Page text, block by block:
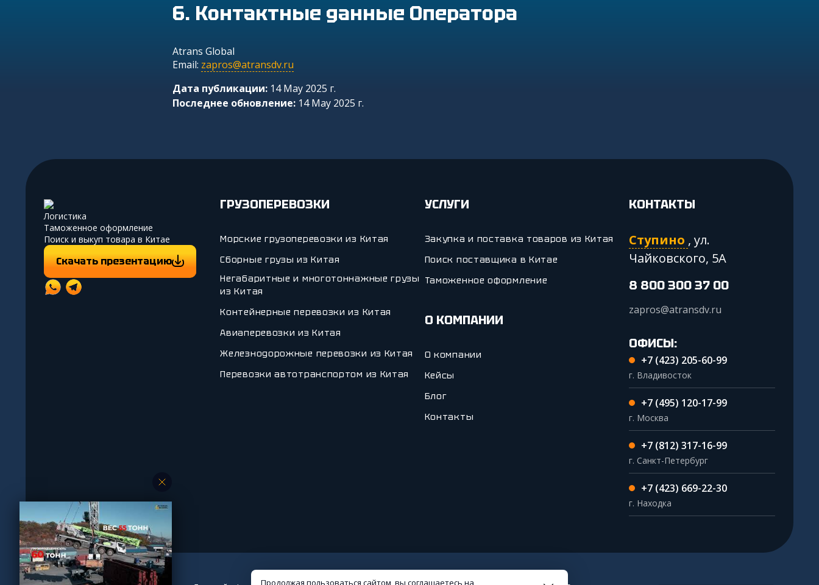
Контактные данные Оператора
Atrans Global
Email: zapros@atransdv.ru
Дата публикации:14 May 2025 г.
Последнее обновление:14 May 2025 г.
Логистика
Таможенное оформление
Поиск и выкуп товара в Китае
Скачать презентацию
ГРУЗОПЕРЕВОЗКИ
Морские грузоперевозки из Китая
Сборные грузы из Китая
Негабаритные и многотоннажные грузы
из Китая
Контейнерные перевозки из Китая
Авиаперевозки из Китая
Железнодорожные перевозки из Китая
Перевозки автотранспортом из Китая
УСЛУГИ
Закупка и поставка товаров из Китая
Поиск поставщика в Китае
Таможенное оформление
О КОМПАНИИ
О компании
Кейсы
Блог
Контакты
КОНТАКТЫ
Ступино , ул.
Чайковского, 5А
8 800 300 37 00
zapros@atransdv.ru
ОФИСЫ:
+7 (423) 205-60-99
г. Владивосток
+7 (495) 120-17-99
г. Москва
+7 (812) 317-16-99
г. Санкт-Петербург
+7 (423) 669-22-30
г. Находка
Продолжая пользоваться сайтом, вы соглашаетесь на